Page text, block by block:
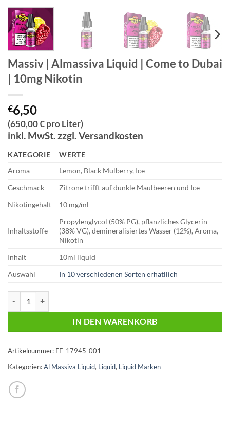
Massiv | Almassiva Liquid | Come to Dubai
| 10mg Nikotin
€6,50
(650,00 € pro Liter)
inkl. MwSt. zzgl. Versandkosten
KATEGORIE
WERTE
Aroma
Lemon, Black Mulberry, Ice
Geschmack
Zitrone trifft auf dunkle Maulbeeren und Ice
Nikotingehalt
10 mg/ml
Inhaltsstoffe
Propylenglycol (50% PG), pflanzliches Glycerin
(38% VG), demineralisiertes Wasser (12%), Aroma,
Nikotin
Inhalt
10ml liquid
Auswahl
In 10 verschiedenen Sorten erhätllich
IN DEN WARENKORB
Artikelnummer: FE-17945-001
Kategorien:Al Massiva Liquid, Liquid, Liquid Marken